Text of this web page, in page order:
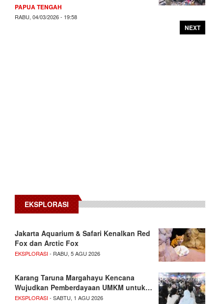
PAPUA TENGAH
RABU, 04/03/2026 - 19:58
NEXT
EKSPLORASI
Jakarta Aquarium & Safari Kenalkan Red
Fox dan Arctic Fox
EKSPLORASI- RABU, 5 AGU 2026
Karang Taruna Margahayu Kencana
Wujudkan Pemberdayaan UMKM untuk…
EKSPLORASI- SABTU, 1 AGU 2026